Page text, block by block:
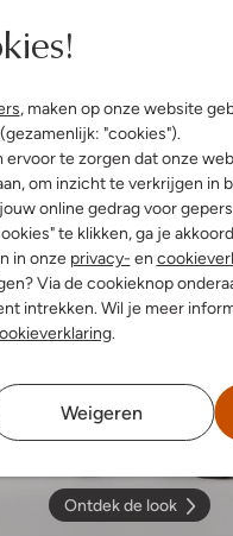
, maken op onze website
"cookies").
ervoor te zorgen dat onze
om inzicht te verkrijgen in
online gedrag voor
te klikken, ga je
in onze privacy- en
Via de cookieknop
intrekken. Wil je meer
.
Weigeren
Ontdek de look